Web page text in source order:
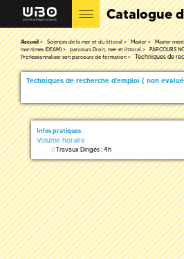
Catalogue
Accueil Sciences de la mer et du littoral Master
Master
maritimes (DEAM)
parcours Droit, mer et littoral PARCOURS
Professionnaliser son parcours de formation
Techniques de
Techniques de recherche d'emploi ( non
Infos pratiques
Volume horaire
Travaux Dirigés : 4h